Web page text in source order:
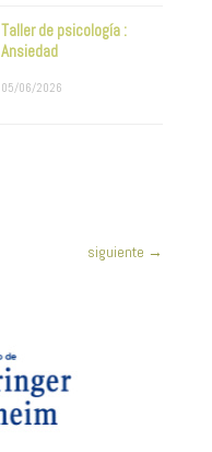
Taller de psicología :
Ansiedad
05/06/2026
siguiente →